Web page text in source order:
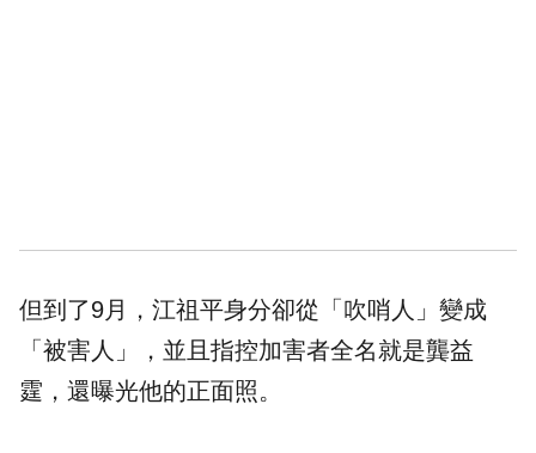
但到了9月，江祖平身分卻從「吹哨人」變成
「被害人」，並且指控加害者全名就是龔益
霆，還曝光他的正面照。